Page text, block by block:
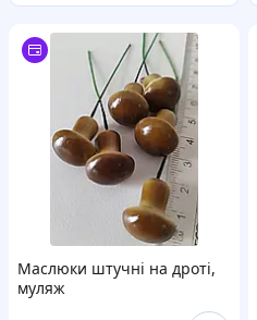
Маслюки штучні на дроті,
муляж